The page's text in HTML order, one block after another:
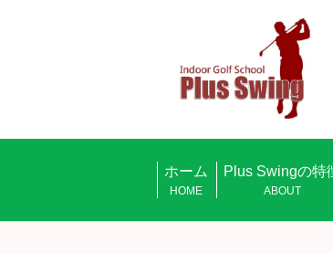
ホーム
HOME
Plus Swingの特
ABOUT